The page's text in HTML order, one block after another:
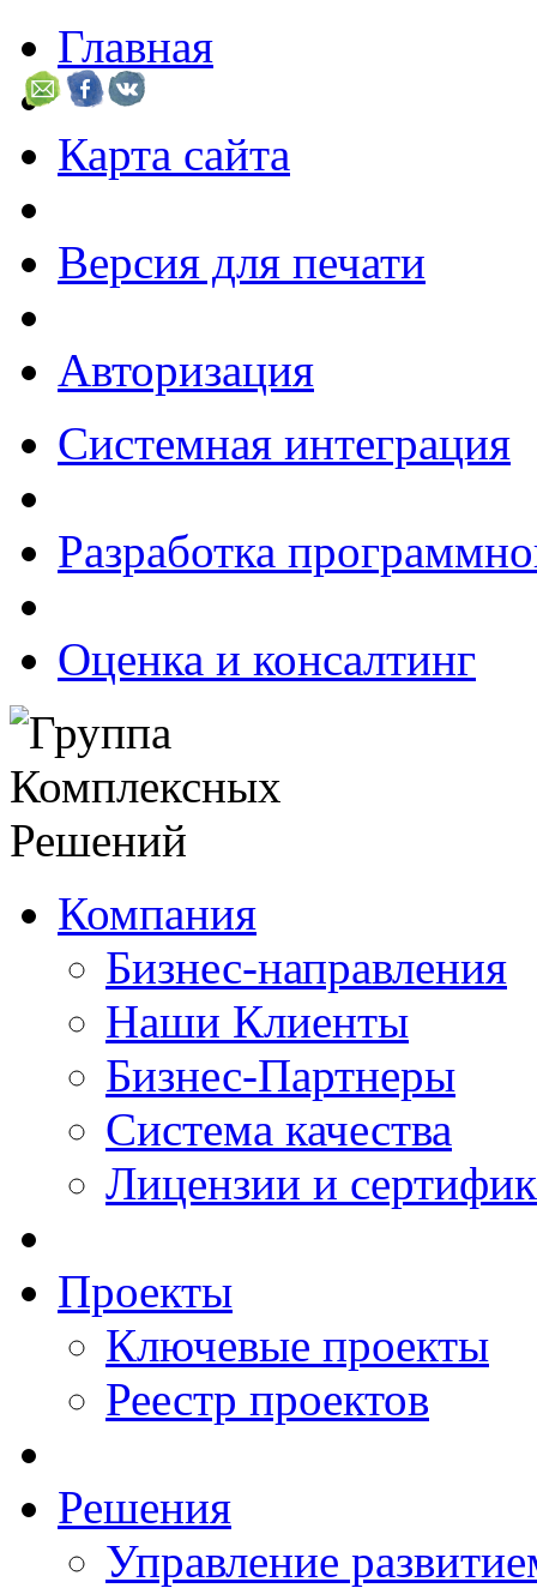
Главная
Карта сайта
Версия для печати
Авторизация
Системная интеграция
Разработка
Оценка и консалтинг
Компания
Бизнес-направления
Наши Клиенты
Бизнес-Партнеры
Система качества
Лицензии и
Проекты
Ключевые проекты
Реестр проектов
Решения
Управление